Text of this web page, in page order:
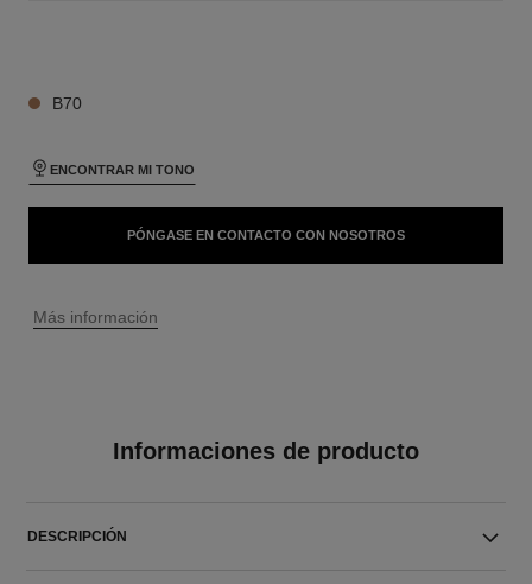
B70
ENCONTRAR MI TONO
PÓNGASE EN CONTACTO CON NOSOTROS
↩
Más información
Informaciones de producto
DESCRIPCIÓN